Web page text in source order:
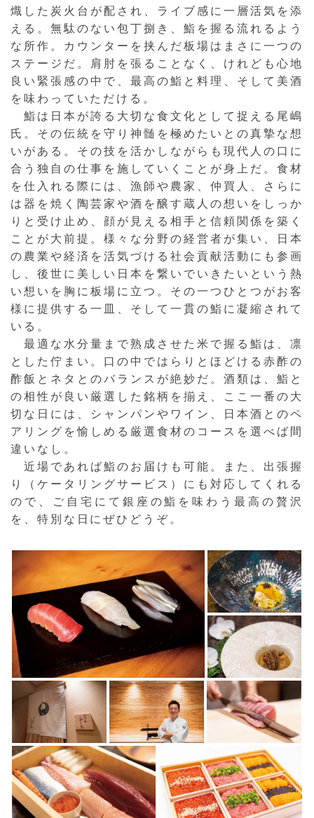
熾した炭火台が配され、ライブ感に一層活気を添
える。無駄のない包丁捌き、鮨を握る流れるよう
な所作。カウンターを挟んだ板場はまさに一つの
ステージだ。肩肘を張ることなく、けれども心地
良い緊張感の中で、最高の鮨と料理、そして美酒
を味わっていただける。
鮨は日本が誇る大切な食文化として捉える尾嶋
氏。その伝統を守り神髄を極めたいとの真摯な想
いがある。その技を活かしながらも現代人の口に
合う独自の仕事を施していくことが身上だ。食材
を仕入れる際には、漁師や農家、仲買人、さらに
は器を焼く陶芸家や酒を醸す蔵人の想いをしっか
りと受け止め、顔が見える相手と信頼関係を築く
ことが大前提。様々な分野の経営者が集い、日本
の農業や経済を活気づける社会貢献活動にも参画
し、後世に美しい日本を繋いでいきたいという熱
い想いを胸に板場に立つ。その一つひとつがお客
様に提供する一皿、そして一貫の鮨に凝縮されて
いる。
最適な水分量まで熟成させた米で握る鮨は、凛
とした佇まい。口の中ではらりとほどける赤酢の
酢飯とネタとのバランスが絶妙だ。酒類は、鮨と
の相性が良い厳選した銘柄を揃え、ここ一番の大
切な日には、シャンパンやワイン、日本酒とのペ
アリングを愉しめる厳選食材のコースを選べば間
違いなし。
近場であれば鮨のお届けも可能。また、出張握
り（ケータリングサービス）にも対応してくれる
ので、ご自宅にて銀座の鮨を味わう最高の贅沢
を、特別な日にぜひどうぞ。